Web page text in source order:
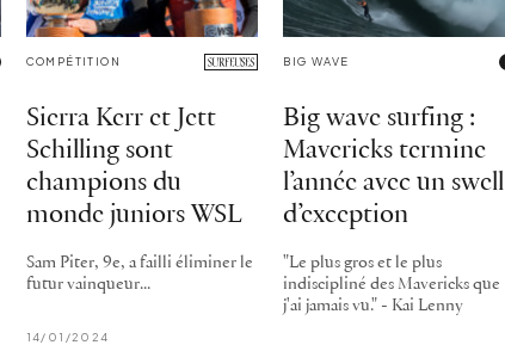
COMPÉTITION
Sierra Kerr et Jett
Schilling sont
champions du
monde juniors WSL
Sam Piter, 9e, a failli éliminer le
futur vainqueur...
14/01/2024
BIG WAVE
Big wave surfing :
Mavericks termine
l’année avec un swell
d’exception
"Le plus gros et le plus
indiscipliné des Mavericks que
j'ai jamais vu." - Kai Lenny